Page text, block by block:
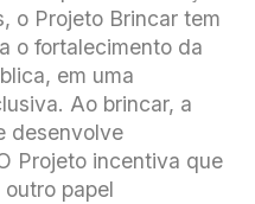
o Projeto Brincar tem
o fortalecimento da
em uma
Ao brincar, a
desenvolve
Projeto incentiva que
papel